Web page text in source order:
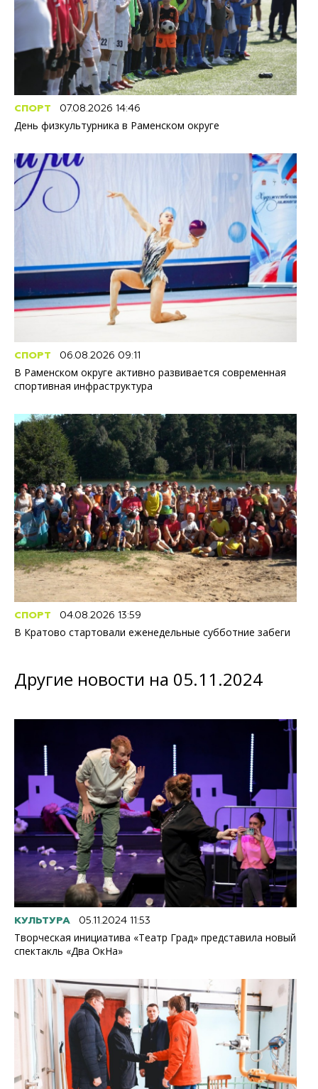
СПОРТ 07.08.2026 14:46
День физкультурника в Раменском округе
СПОРТ 06.08.2026 09:11
В Раменском округе активно развивается современная
спортивная инфраструктура
СПОРТ 04.08.2026 13:59
В Кратово стартовали еженедельные субботние забеги
Другие новости на 05.11.2024
КУЛЬТУРА 05.11.2024 11:53
Творческая инициатива «Театр Град» представила новый
спектакль «Два ОкНа»